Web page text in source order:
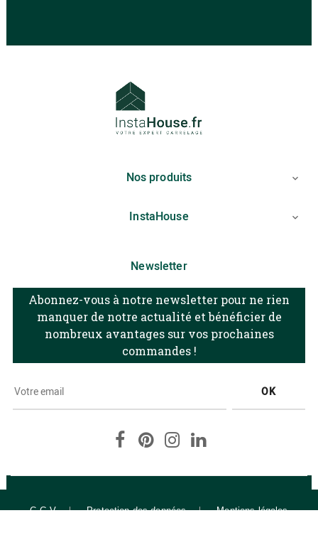
Nos produits 
InstaHouse 
Newsletter
Abonnez-vous à notre newsletter pour ne rien
manquer de notre actualité et bénéficier de
nombreux avantages sur vos prochaines
commandes !
OK
FacebookPinterestInstagram
C.G.V Protection des données Mentions légales